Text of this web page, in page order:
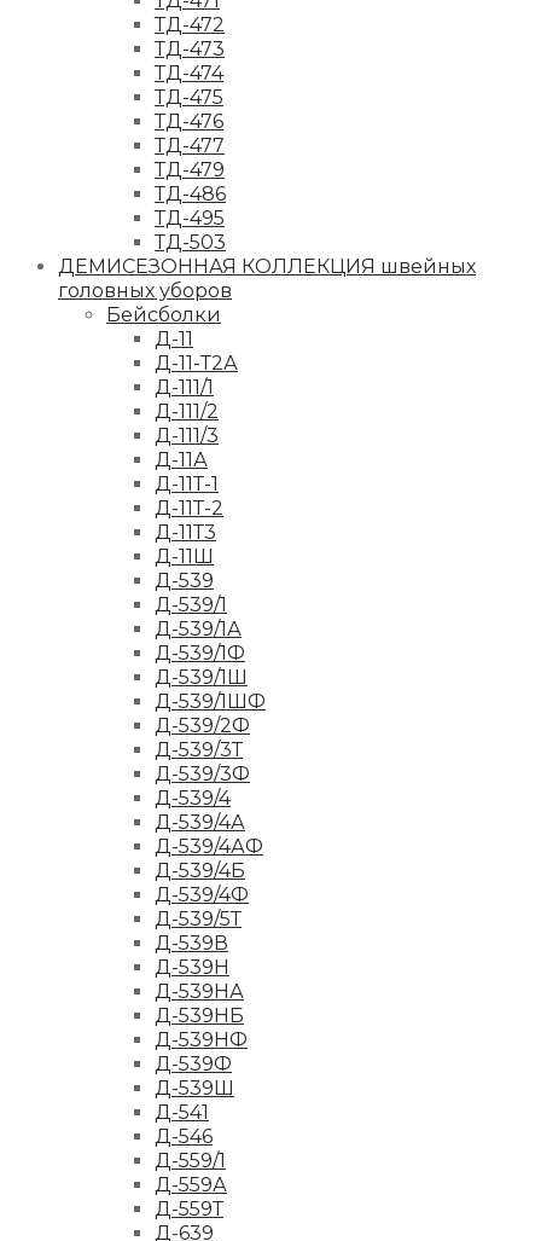
ТД-472
ТД-473
ТД-474
ТД-475
ТД-476
ТД-477
ТД-479
ТД-486
ТД-495
ТД-503
ДЕМИСЕЗОННАЯ КОЛЛЕКЦИЯ швейных
головных уборов
Бейсболки
Д-11
Д-11-Т2А
Д-111/1
Д-111/2
Д-111/3
Д-11А
Д-11Т-1
Д-11Т-2
Д-11Т3
Д-11Ш
Д-539
Д-539/1
Д-539/1А
Д-539/1Ф
Д-539/1Ш
Д-539/1ШФ
Д-539/2Ф
Д-539/3Т
Д-539/3Ф
Д-539/4
Д-539/4А
Д-539/4АФ
Д-539/4Б
Д-539/4Ф
Д-539/5Т
Д-539В
Д-539Н
Д-539НА
Д-539НБ
Д-539НФ
Д-539Ф
Д-539Ш
Д-541
Д-546
Д-559/1
Д-559А
Д-559Т
Д-639